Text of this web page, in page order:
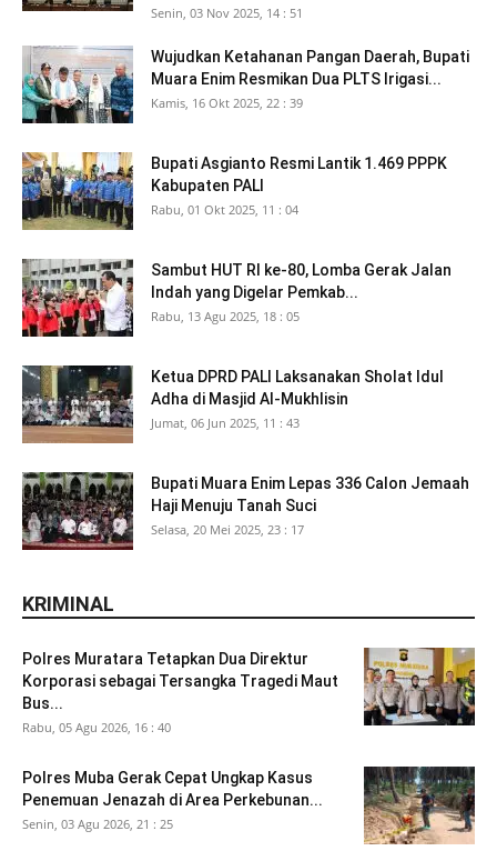
Senin, 03 Nov 2025, 14 : 51
Wujudkan Ketahanan Pangan Daerah, Bupati
Muara Enim Resmikan Dua PLTS Irigasi...
Kamis, 16 Okt 2025, 22 : 39
Bupati Asgianto Resmi Lantik 1.469 PPPK
Kabupaten PALI
Rabu, 01 Okt 2025, 11 : 04
Sambut HUT RI ke-80, Lomba Gerak Jalan
Indah yang Digelar Pemkab...
Rabu, 13 Agu 2025, 18 : 05
Ketua DPRD PALI Laksanakan Sholat Idul
Adha di Masjid Al-Mukhlisin
Jumat, 06 Jun 2025, 11 : 43
Bupati Muara Enim Lepas 336 Calon Jemaah
Haji Menuju Tanah Suci
Selasa, 20 Mei 2025, 23 : 17
KRIMINAL
Polres Muratara Tetapkan Dua Direktur
Korporasi sebagai Tersangka Tragedi Maut
Bus...
Rabu, 05 Agu 2026, 16 : 40
Polres Muba Gerak Cepat Ungkap Kasus
Penemuan Jenazah di Area Perkebunan...
Senin, 03 Agu 2026, 21 : 25